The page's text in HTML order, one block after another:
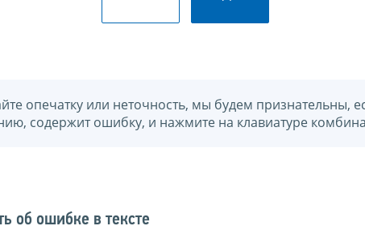
опечатку или неточность, мы будем признательны,
содержит ошибку, и нажмите на клавиатуре
об ошибке в тексте